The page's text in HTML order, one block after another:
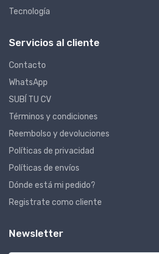
Tecnología
Servicios al cliente
Contacto
WhatsApp
SUBÍ TU CV
Términos y condiciones
Reembolso y devoluciones
Políticas de privacidad
Políticas de envíos
Dónde está mi pedido?
Registrate como cliente
Newsletter